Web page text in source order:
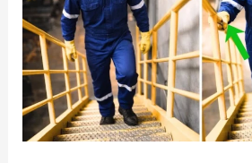
invisible
que
puede
lesionarte